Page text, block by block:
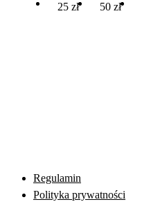
25 zł 50 zł
Regulamin
Polityka prywatności